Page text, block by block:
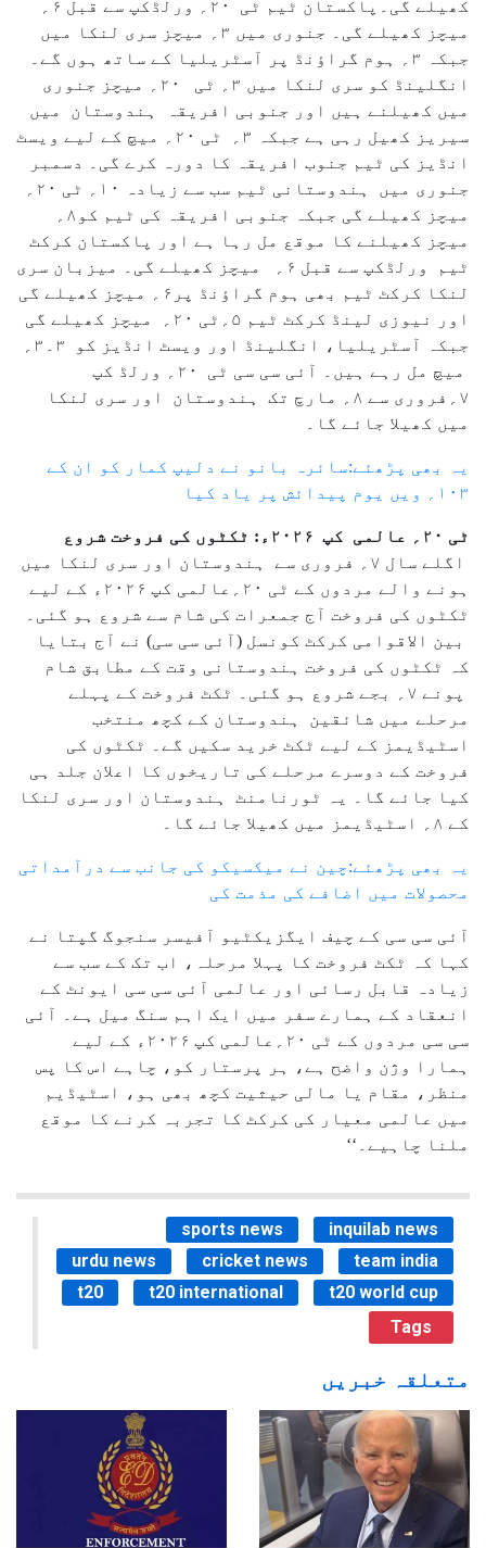
میچز کھیلے گی۔ جنوری میں ۳؍ میچز سری لنکا میں
جبکہ ۳؍ ہوم گراؤنڈ پر آسٹریلیا کے ساتھ ہوں گے۔
انگلینڈ کو سری لنکا میں ۳؍ ٹی ۲۰؍ میچز جنوری
میں کھیلنے ہیں اور جنوبی افریقہ ہندوستان میں
سیریز کھیل رہی ہے جبکہ ۳؍ ٹی ۲۰؍ میچ کے لیے ویسٹ
انڈیز کی ٹیم جنوب افریقہ کا دورہ کرے گی۔ دسمبر
میچز کھیلنے کا موقع مل رہا ہے اور پاکستان کرکٹ
ٹیم ورلڈکپ سے قبل ۶؍ میچز کھیلے گی۔ میزبان سری
لنکا کرکٹ ٹیم بھی ہوم گراؤنڈ پر۶؍ میچز کھیلے گی
اور نیوزی لینڈ کرکٹ ٹیم ۵؍ٹی ۲۰؍ میچز کھیلے گی
میچ مل رہے ہیں۔ آئی سی سی ٹی ۲۰؍ ورلڈ کپ
۷؍فروری سے ۸؍ مارچ تک ہندوستان اور سری لنکا
میں کھیلا جائے گا۔
یہ بھی پڑھئے:سائرہ بانو نے دلیپ کمار کو ان کے
۱۰۳؍ ویں یوم پیدائش پر یاد کیا
ٹی ۲۰؍ عالمی کپ ۲۰۲۶ء: ٹکٹوں کی فروخت شروع
اگلے سال ۷؍ فروری سے ہندوستان اور سری لنکا میں
ہونے والے مردوں کے ٹی ۲۰؍عالمی کپ ۲۰۲۶ء کے لیے
ٹکٹوں کی فروخت آج جمعرات کی شام سے شروع ہو گئی۔
بین الاقوامی کرکٹ کونسل (آئی سی سی) نے آج بتایا
کہ ٹکٹوں کی فروخت ہندوستانی وقت کے مطابق شام
پونے ۷؍ بجے شروع ہو گئی۔ ٹکٹ فروخت کے پہلے
مرحلے میں شائقین ہندوستان کے کچھ منتخب
اسٹیڈیمز کے لیے ٹکٹ خرید سکیں گے۔ ٹکٹوں کی
فروخت کے دوسرے مرحلے کی تاریخوں کا اعلان جلد ہی
کیا جائے گا۔ یہ ٹورنامنٹ ہندوستان اور سری لنکا
کے ۸؍ اسٹیڈیمز میں کھیلا جائے گا۔
یہ بھی پڑھئے:چین نے میکسیکو کی جانب سے درآمداتی
محصولات میں اضافے کی مذمت کی
آئی سی سی کے چیف ایگزیکٹیو آفیسر سنجوگ گپتا نے
کہا کہ ٹکٹ فروخت کا پہلا مرحلہ، اب تک کے سب سے
زیادہ قابل رسائی اور عالمی آئی سی سی ایونٹ کے
انعقاد کے ہمارے سفر میں ایک اہم سنگ میل ہے۔ آئی
سی سی مردوں کے ٹی ۲۰؍عالمی کپ ۲۰۲۶ء کے لیے
ہمارا وژن واضح ہے، ہر پرستار کو، چاہے اس کا پس
منظر، مقام یا مالی حیثیت کچھ بھی ہو، اسٹیڈیم
میں عالمی معیار کی کرکٹ کا تجربہ کرنے کا موقع
ملنا چاہیے۔‘‘
sports news
inquilab news
urdu news
cricket news
team india
t20
t20 international
t20 world cup
Tags
متعلقہ خبریں